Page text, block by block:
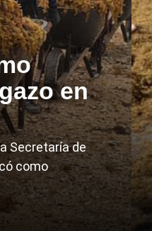
en
Secretaría de
como